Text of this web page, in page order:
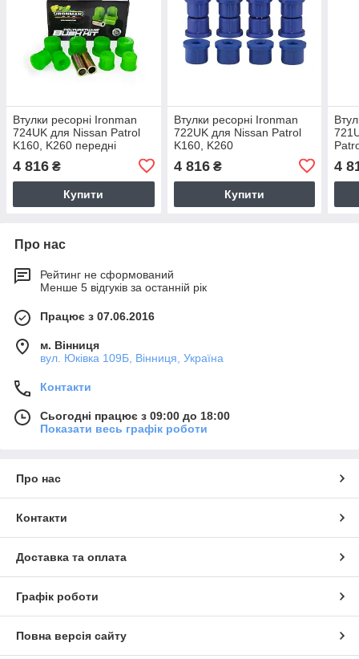
Втулки ресорні Ironman
724UK для Nissan Patrol
K160, K260 передні
4 816 ₴
Купити
Втулки ресорні Ironman
722UK для Nissan Patrol
K160, K260
4 816₴
Купити
4
Про нас
Рейтинг не сформований
Менше 5 відгуків за останній рік
Працює з 07.06.2016
м. Вінниця
вул. Юківка 109Б, Вінниця, Україна
Контакти
Сьогодні працює з 09:00 до 18:00
Показати весь графік роботи
Про нас
Контакти
Доставка та оплата
Графік роботи
Повна версія сайту